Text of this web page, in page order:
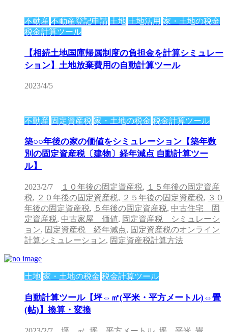
不動産 不動産登記申請 土地 土地活用 家・土地の税金
税金計算ツール
【相続土地国庫帰属制度の負担金を計算シミュレー
ション】土地放棄費用の自動計算ツール
2023/4/5
不動産 固定資産税 家・土地の税金 税金計算ツール
築○○年後の家の価値をシミュレーション【築年数
別の固定資産税〔建物〕経年減点 自動計算ツー
ル】
2023/2/7 １０年後の固定資産税, １５年後の固定資産
税, ２０年後の固定資産税, ２５年後の固定資産税, ３０
年後の固定資産税, ５年後の固定資産税, 中古住宅 固
定資産税, 中古家屋 価値, 固定資産税 シミュレーシ
ョン, 固定資産税 経年減点, 固定資産税のオンライン
計算シミュレーション, 固定資産税計算方法
土地 家・土地の税金 税金計算ツール
自動計算ツール【坪⇔㎡(平米・平方メートル)⇔畳
(帖)】換算・変換